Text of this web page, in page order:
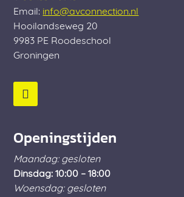
Email: info@avconnection.nl
Hooilandseweg 20
9983 PE Roodeschool
Groningen
Openingstijden
Maandag: gesloten
Dinsdag: 10:00 – 18:00
Woensdag: gesloten